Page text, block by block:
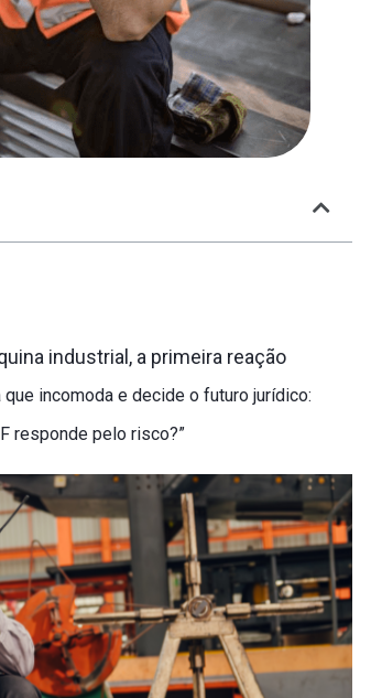
industrial, a primeira reação
incomoda e decide o futuro jurídico:
responde pelo risco?”